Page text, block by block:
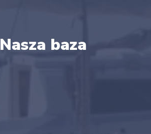
Nasza baza